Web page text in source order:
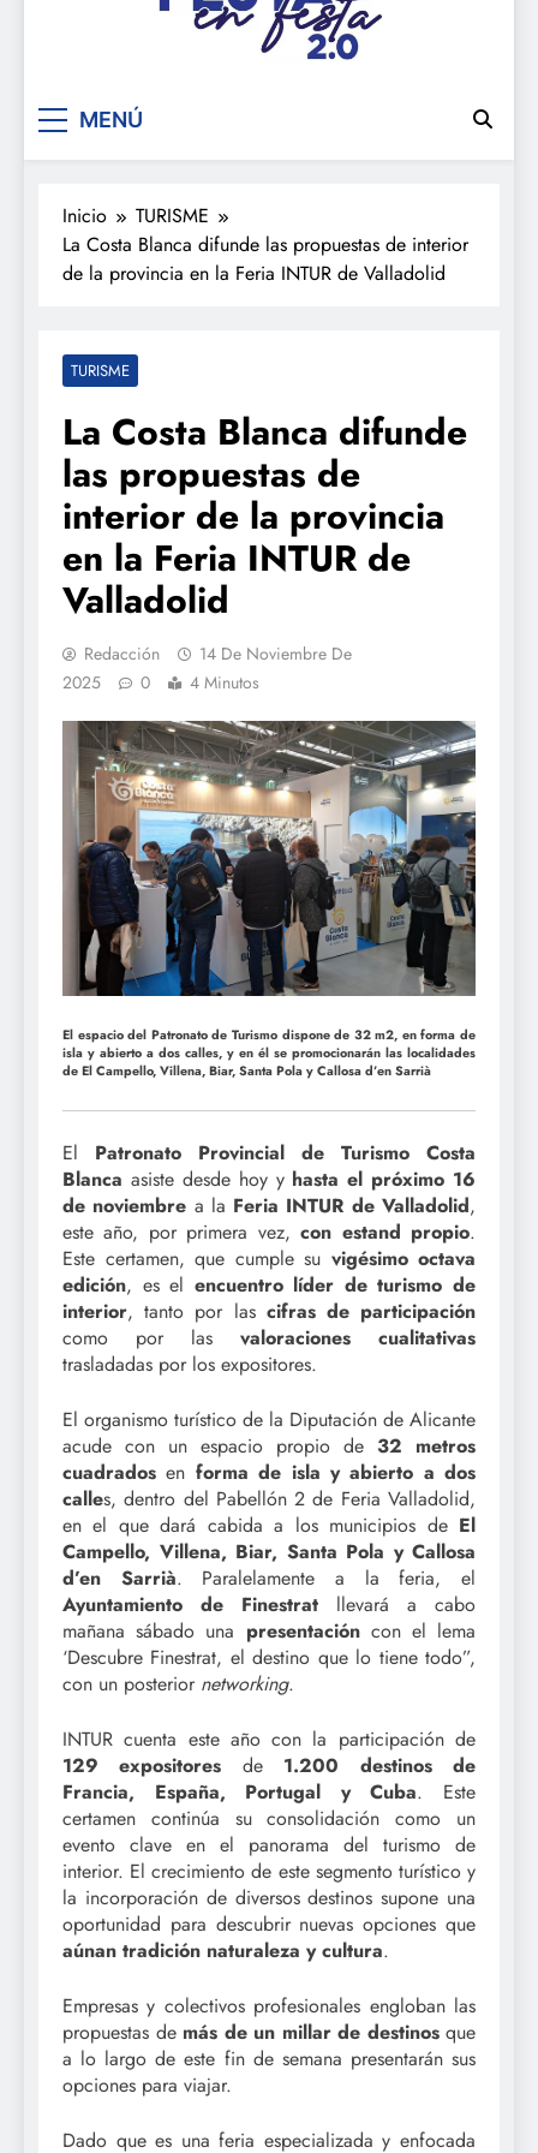
De festa en festa 2.0
MENÚ
Inicio
TURISME
La Costa Blanca difunde las propuestas de interior
de la provincia en la Feria INTUR de Valladolid
TURISME
La Costa Blanca difunde
las propuestas de
interior de la provincia
en la Feria INTUR de
Valladolid
Redacción
14 De Noviembre De
2025
0 4 Minutos
El espacio del Patronato de Turismo dispone de 32 m2, en forma de
isla y abierto a dos calles, y en él se promocionarán las localidades
de El Campello, Villena, Biar, Santa Pola y Callosa d’en Sarrià
El Patronato Provincial de Turismo Costa
Blanca asiste desde hoy y hasta el próximo 16
de noviembre a la Feria INTUR de Valladolid,
este año, por primera vez,con estand propio.
Este certamen, que cumple su vigésimo octava
edición, es el encuentro líder de turismo de
interior, tanto por las cifras de participación
como por las valoraciones cualitativas
trasladadas por los expositores.
El organismo turístico de la Diputación de Alicante
acude con un espacio propio de 32 metros
cuadrados en forma de isla y abierto a dos
calles, dentro del Pabellón 2 de Feria Valladolid,
en el que dará cabida a los municipios de El
Campello, Villena, Biar, Santa Pola y Callosa
d’en Sarrià. Paralelamente a la feria, el
Ayuntamiento de Finestrat llevará a cabo
mañana sábado una presentación con el lema
‘Descubre Finestrat, el destino que lo tiene todo”,
con un posterior networking.
INTUR cuenta este año con la participación de
129 expositores de 1.200 destinos de
Francia, España, Portugal y Cuba. Este
certamen continúa su consolidación como un
evento clave en el panorama del turismo de
interior. El crecimiento de este segmento turístico y
la incorporación de diversos destinos supone una
oportunidad para descubrir nuevas opciones que
aúnan tradición naturaleza y cultura.
Empresas y colectivos profesionales engloban las
propuestas demás de un millar de destinos que
a lo largo de este fin de semana presentarán sus
opciones para viajar.
Dado que es una feria especializada y enfocada